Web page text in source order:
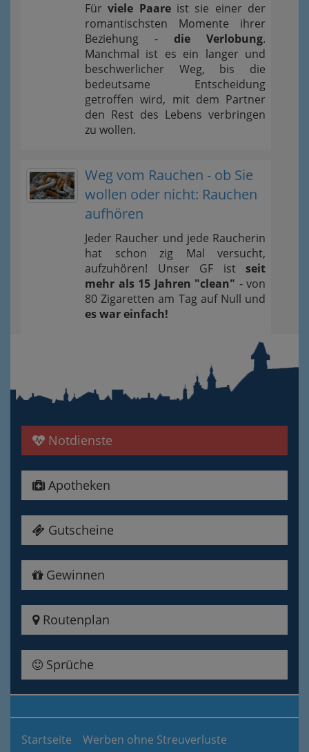
Fürviele Paareist sie einer der
romantischsten Momente ihrer
Beziehung - die Verlobung.
Manchmal ist es ein langer und
beschwerlicher Weg, bis die
bedeutsame Entscheidung
getroffen wird, mit dem Partner
den Rest des Lebens verbringen
zu wollen.
Weg vom Rauchen - ob Sie
wollen oder nicht: Rauchen
aufhören
Jeder Raucher und jede Raucherin
hat schon zig Mal versucht,
aufzuhören! Unser GF ist seit
mehr als 15 Jahren "clean" - von
80 Zigaretten am Tag auf Null und
es war einfach!
Notdienste
Apotheken
Gutscheine
Gewinnen
Routenplan
Sprüche
Startseite Werben ohne Streuverluste